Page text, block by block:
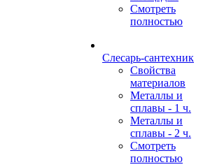
Смотреть
полностью
Слесарь-сантехник
Свойства
материалов
Металлы и
сплавы - 1 ч.
Металлы и
сплавы - 2 ч.
Смотреть
полностью